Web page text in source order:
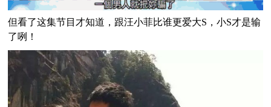
但看了这集节目才知道，跟汪小菲比谁更爱大S，小S才是输
了咧！